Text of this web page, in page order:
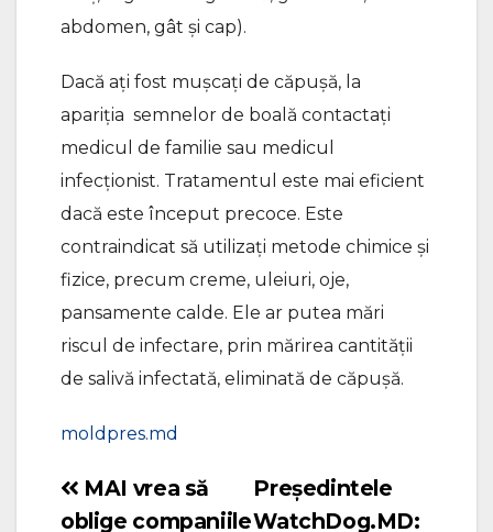
abdomen, gât și cap).
Dacă ați fost mușcați de căpușă, la
apariția semnelor de boală contactați
medicul de familie sau medicul
infecționist. Tratamentul este mai eficient
dacă este început precoce. Este
contraindicat să utilizați metode chimice și
fizice, precum creme, uleiuri, oje,
pansamente calde. Ele ar putea mări
riscul de infectare, prin mărirea cantității
de salivă infectată, eliminată de căpușă.
moldpres.md
Navigare
Președintele
WatchDog.MD:
MAI vrea să
oblige companiile